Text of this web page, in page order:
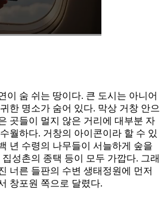
이 숨 쉬는 땅이다. 큰 도시는 아니어
한 명소가 숨어 있다. 막상 거창 안으
곳들이 멀지 않은 거리에 대부분 자
월하다. 거창의 아이콘이라 할 수 있
년 수령의 나무들이 서늘하게 숲을
성촌의 종택 등이 모두 가깝다. 그래
너른 들판의 수변 생태정원에 먼저
창포원 쪽으로 달렸다.